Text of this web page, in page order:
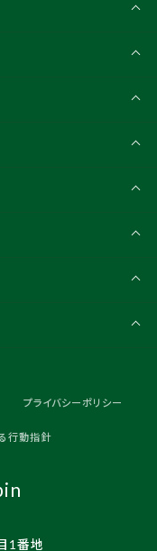
プライバシーポリシー
行動指針
1番地